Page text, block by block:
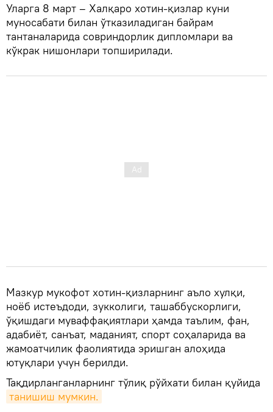
Уларга 8 март – Халқаро хотин-қизлар куни
муносабати билан ўтказиладиган байрам
тантаналарида совриндорлик дипломлари ва
кўкрак нишонлари топширилади.
Мазкур мукофот хотин-қизларнинг аъло хулқи,
ноёб истеъдоди, зукколиги, ташаббускорлиги,
ўқишдаги муваффақиятлари ҳамда таълим, фан,
адабиёт, санъат, маданият, спорт соҳаларида ва
жамоатчилик фаолиятида эришган алоҳида
ютуқлари учун берилди.
Тақдирланганларнинг тўлиқ рўйхати билан қуйида
танишиш мумкин.